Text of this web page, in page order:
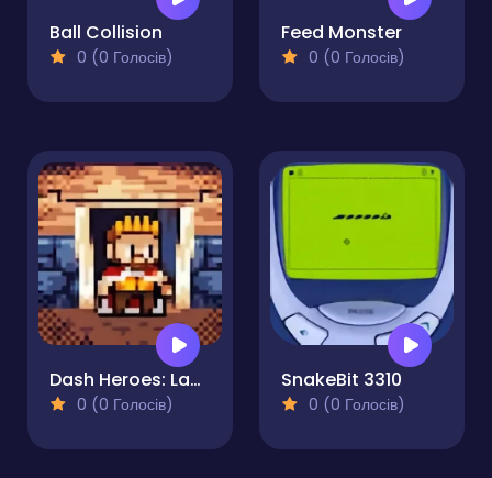
Ball Collision
0 (0 Голосів)
Feed Monster
0 (0 Голосів)
Dash Heroes: Labyrinth
0 (0 Голосів)
SnakeBit 3310
0 (0 Голосів)